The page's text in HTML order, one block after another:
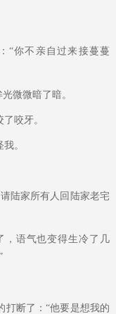
“你不亲自过来接蔓蔓
微微暗了暗。
咬牙。
。
陆家所有人回陆家老宅
，语气也变得生冷了几
打断了：“他要是想我的